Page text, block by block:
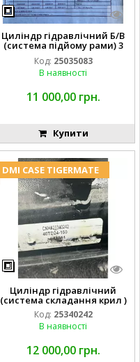
Циліндр гідравлічний Б/В
(система підйому рами) 3
1/2 84255910
Код: 25035083
В наявності
11 000,00 грн.
Купити
DMI CASE TIGERMATE
Циліндр гідравлічний
(система складання крил )
Код: 25340242
В наявності
12 000,00 грн.